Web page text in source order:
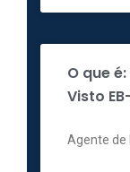
O que
Visto
Agente de